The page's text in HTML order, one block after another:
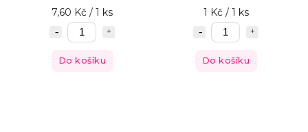
7,60 Kč / 1 ks
Do košíku
1 Kč / 1 ks
Do košíku